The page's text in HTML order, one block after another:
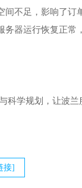
不足，影响了
器运行恢复正
科学规划，让波
接]